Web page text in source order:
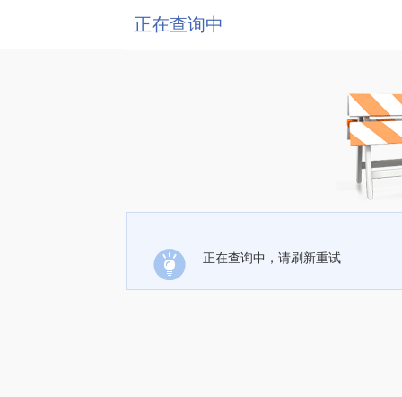
正在查询中
正在查询中，请刷新重试